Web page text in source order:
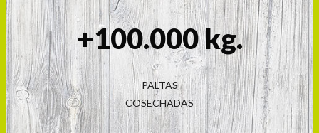
+100.000 kg.
PALTAS
COSECHADAS